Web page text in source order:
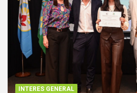
INTERES GENERAL